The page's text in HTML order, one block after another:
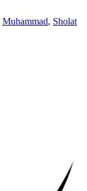
Muhammad, Sholat